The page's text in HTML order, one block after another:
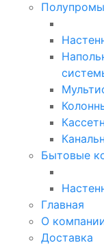
Бытовые
Главная
О
Доставка